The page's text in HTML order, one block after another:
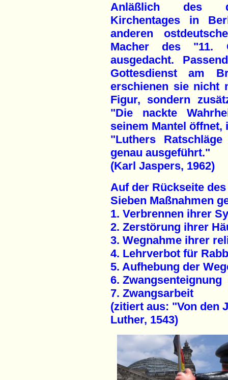
Anläßlich des
Kirchentages in
anderen
Macher des "11.
ausgedacht.
Gottesdienst am
erschienen sie nicht
Figur, sondern
"Die nackte
seinem Mantel
"Luthers
genau ausgeführt."
(Karl Jaspers, 1962)
Auf der Rückseite
Sieben Maßnahmen
1. Verbrennen ihrer
2. Zerstörung ihrer
3. Wegnahme ihrer
4. Lehrverbot für
5. Aufhebung der
6. Zwangsenteignung
7. Zwangsarbeit
(zitiert aus: "Von den
Luther, 1543)